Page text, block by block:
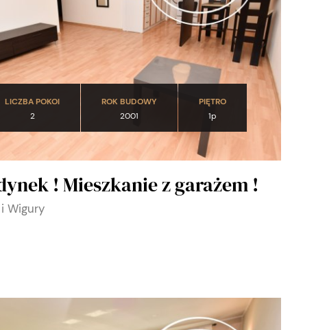
LICZBA POKOI
2
ROK BUDOWY
2001
PIĘTRO
1p
! Mieszkanie z garażem !
Wigury